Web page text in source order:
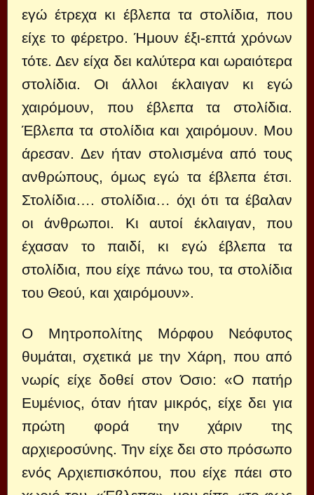
εγώ έτρεχα κι έβλεπα τα στολίδια, που
είχε το φέρετρο. Ήμουν έξι-επτά χρόνων
τότε. Δεν είχα δει καλύτερα και ωραιότερα
στολίδια. Οι άλλοι έκλαιγαν κι εγώ
χαιρόμουν, που έβλεπα τα στολίδια.
Έβλεπα τα στολίδια και χαιρόμουν. Μου
άρεσαν. Δεν ήταν στολισμένα από τους
ανθρώπους, όμως εγώ τα έβλεπα έτσι.
Στολίδια…. στολίδια… όχι ότι τα έβαλαν
οι άνθρωποι. Κι αυτοί έκλαιγαν, που
έχασαν το παιδί, κι εγώ έβλεπα τα
στολίδια, που είχε πάνω του, τα στολίδια
του Θεού, και χαιρόμουν».
Ο Μητροπολίτης Μόρφου Νεόφυτος
θυμάται, σχετικά με την Χάρη, που από
νωρίς είχε δοθεί στον Όσιο: «Ο πατήρ
Ευμένιος, όταν ήταν μικρός, είχε δει για
πρώτη φορά την χάριν της
αρχιεροσύνης. Την είχε δει στο πρόσωπο
ενός Αρχιεπισκόπου, που είχε πάει στο